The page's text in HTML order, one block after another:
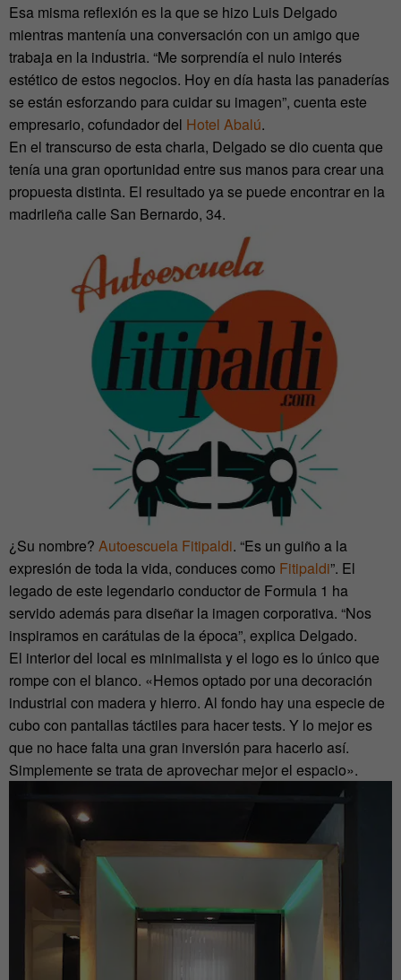
Esa misma reflexión es la que se hizo Luis Delgado
mientras mantenía una conversación con un amigo que
trabaja en la industria. “Me sorprendía el nulo interés
estético de estos negocios. Hoy en día hasta las panaderías
se están esforzando para cuidar su imagen”, cuenta este
empresario, cofundador del Hotel Abalú.
En el transcurso de esta charla, Delgado se dio cuenta que
tenía una gran oportunidad entre sus manos para crear una
propuesta distinta. El resultado ya se puede encontrar en la
madrileña calle San Bernardo, 34.
¿Su nombre? Autoescuela Fitipaldi. “Es un guiño a la
expresión de toda la vida, conduces como Fitipaldi”. El
legado de este legendario conductor de Formula 1 ha
servido además para diseñar la imagen corporativa. “Nos
inspiramos en carátulas de la época”, explica Delgado.
El interior del local es minimalista y el logo es lo único que
rompe con el blanco. «Hemos optado por una decoración
industrial con madera y hierro. Al fondo hay una especie de
cubo con pantallas táctiles para hacer tests. Y lo mejor es
que no hace falta una gran inversión para hacerlo así.
Simplemente se trata de aprovechar mejor el espacio».